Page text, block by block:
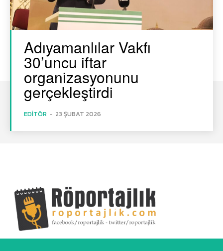
Adıyamanlılar Vakfı
30’uncu iftar
organizasyonunu
gerçekleştirdi
EDITÖR - 23 ŞUBAT 2026